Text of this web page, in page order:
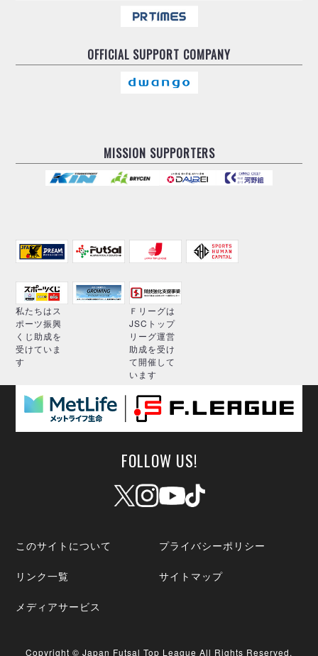
OFFICIAL SUPPORT COMPANY
MISSION SUPPORTERS
私たちはス
ポーツ振興
くじ助成を
受けていま
す
Ｆリーグは
JSCトップ
リーグ運営
助成を受け
て開催して
います
FOLLOW US!
Copyright © Japan Futsal Top League All Rights Reserved.
このサイトについて プライバシーポリシー
リンク一覧 サイトマップ
メディアサービス